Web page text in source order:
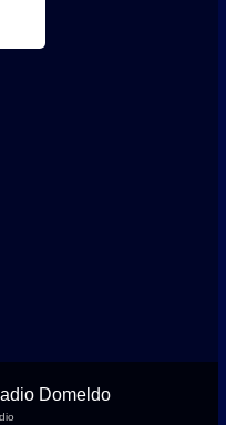
Domeldo